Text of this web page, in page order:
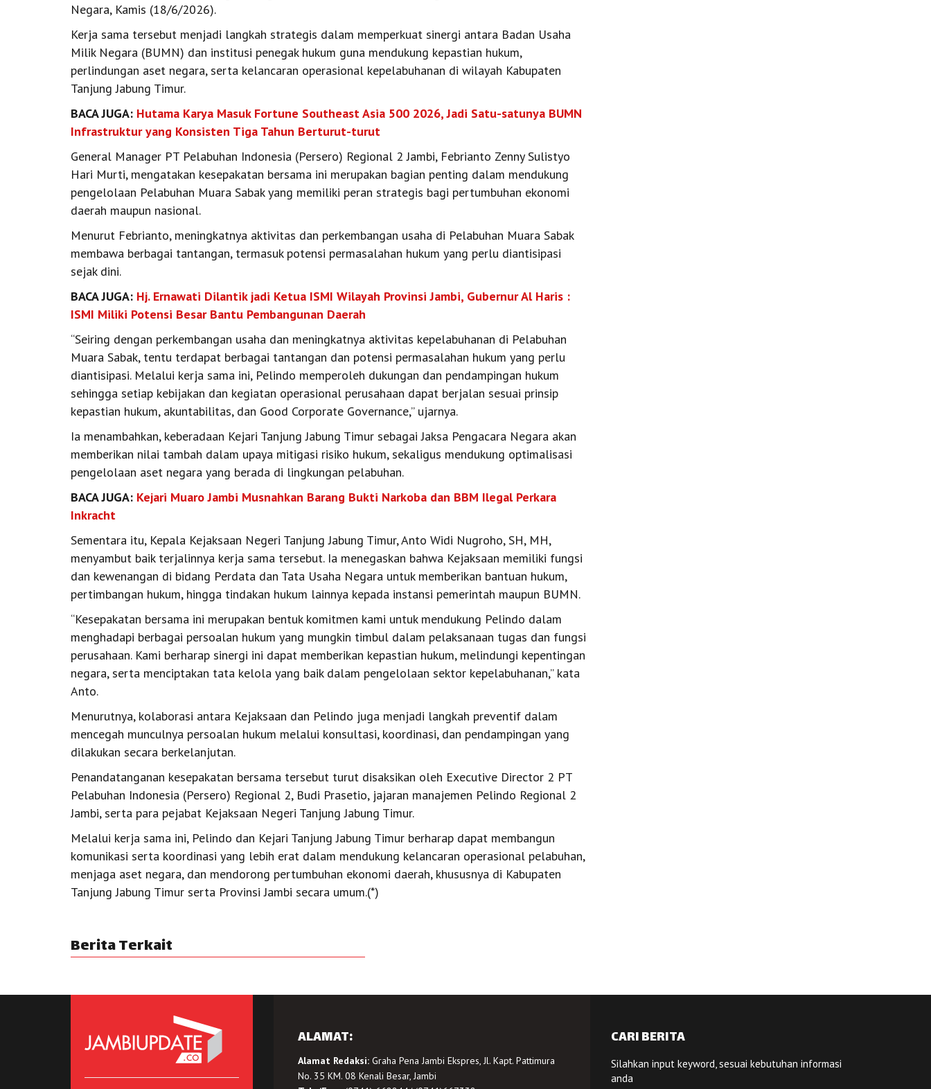
Negara, Kamis (18/6/2026).
Kerja sama tersebut menjadi langkah strategis dalam memperkuat sinergi antara Badan Usaha
Milik Negara (BUMN) dan institusi penegak hukum guna mendukung kepastian hukum,
perlindungan aset negara, serta kelancaran operasional kepelabuhanan di wilayah Kabupaten
Tanjung Jabung Timur.
BACA JUGA: Hutama Karya Masuk Fortune Southeast Asia 500 2026, Jadi Satu-satunya BUMN
Infrastruktur yang Konsisten Tiga Tahun Berturut-turut
General Manager PT Pelabuhan Indonesia (Persero) Regional 2 Jambi, Febrianto Zenny Sulistyo
Hari Murti, mengatakan kesepakatan bersama ini merupakan bagian penting dalam mendukung
pengelolaan Pelabuhan Muara Sabak yang memiliki peran strategis bagi pertumbuhan ekonomi
daerah maupun nasional.
Menurut Febrianto, meningkatnya aktivitas dan perkembangan usaha di Pelabuhan Muara Sabak
membawa berbagai tantangan, termasuk potensi permasalahan hukum yang perlu diantisipasi
sejak dini.
BACA JUGA: Hj. Ernawati Dilantik jadi Ketua ISMI Wilayah Provinsi Jambi, Gubernur Al Haris :
ISMI Miliki Potensi Besar Bantu Pembangunan Daerah
“Seiring dengan perkembangan usaha dan meningkatnya aktivitas kepelabuhanan di Pelabuhan
Muara Sabak, tentu terdapat berbagai tantangan dan potensi permasalahan hukum yang perlu
diantisipasi. Melalui kerja sama ini, Pelindo memperoleh dukungan dan pendampingan hukum
sehingga setiap kebijakan dan kegiatan operasional perusahaan dapat berjalan sesuai prinsip
kepastian hukum, akuntabilitas, dan Good Corporate Governance,” ujarnya.
Ia menambahkan, keberadaan Kejari Tanjung Jabung Timur sebagai Jaksa Pengacara Negara akan
memberikan nilai tambah dalam upaya mitigasi risiko hukum, sekaligus mendukung optimalisasi
pengelolaan aset negara yang berada di lingkungan pelabuhan.
BACA JUGA: Kejari Muaro Jambi Musnahkan Barang Bukti Narkoba dan BBM Ilegal Perkara
Inkracht
Sementara itu, Kepala Kejaksaan Negeri Tanjung Jabung Timur, Anto Widi Nugroho, SH, MH,
menyambut baik terjalinnya kerja sama tersebut. Ia menegaskan bahwa Kejaksaan memiliki fungsi
dan kewenangan di bidang Perdata dan Tata Usaha Negara untuk memberikan bantuan hukum,
pertimbangan hukum, hingga tindakan hukum lainnya kepada instansi pemerintah maupun BUMN.
“Kesepakatan bersama ini merupakan bentuk komitmen kami untuk mendukung Pelindo dalam
menghadapi berbagai persoalan hukum yang mungkin timbul dalam pelaksanaan tugas dan fungsi
perusahaan. Kami berharap sinergi ini dapat memberikan kepastian hukum, melindungi kepentingan
negara, serta menciptakan tata kelola yang baik dalam pengelolaan sektor kepelabuhanan,” kata
Anto.
Menurutnya, kolaborasi antara Kejaksaan dan Pelindo juga menjadi langkah preventif dalam
mencegah munculnya persoalan hukum melalui konsultasi, koordinasi, dan pendampingan yang
dilakukan secara berkelanjutan.
Penandatanganan kesepakatan bersama tersebut turut disaksikan oleh Executive Director 2 PT
Pelabuhan Indonesia (Persero) Regional 2, Budi Prasetio, jajaran manajemen Pelindo Regional 2
Jambi, serta para pejabat Kejaksaan Negeri Tanjung Jabung Timur.
Melalui kerja sama ini, Pelindo dan Kejari Tanjung Jabung Timur berharap dapat membangun
komunikasi serta koordinasi yang lebih erat dalam mendukung kelancaran operasional pelabuhan,
menjaga aset negara, dan mendorong pertumbuhan ekonomi daerah, khususnya di Kabupaten
Tanjung Jabung Timur serta Provinsi Jambi secara umum.(*)
Berita Terkait
ALAMAT:
Alamat Redaksi:Graha Pena Jambi Ekspres, Jl. Kapt. Pattimura
No. 35 KM. 08 Kenali Besar, Jambi
CARI BERITA
Silahkan input keyword, sesuai kebutuhan informasi
anda